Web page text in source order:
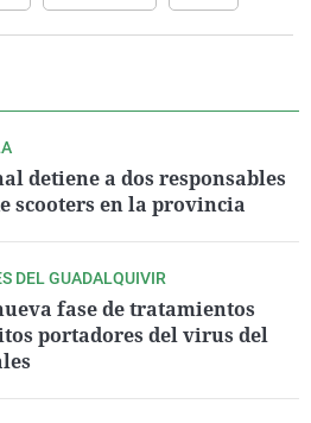
detiene a dos responsables
scooters en la provincia
DEL GUADALQUIVIR
fase de tratamientos
portadores del virus del